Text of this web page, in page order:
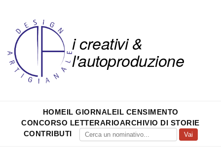
i creativi &
l'autoproduzione
HOMEIL GIORNALEIL CENSIMENTO
CONCORSO LETTERARIOARCHIVIO DI STORIE
CONTRIBUTI
Vai